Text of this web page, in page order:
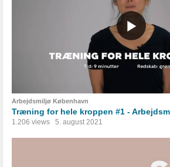
Arbejdsmiljø København
Træning for hele kroppen #1 -
1.206 views 5. august 2021